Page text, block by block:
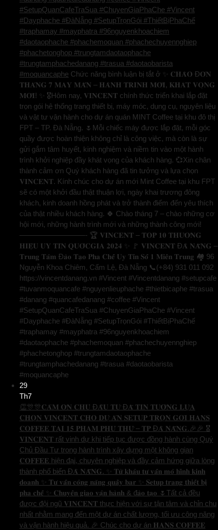
#SetupQuanCafeTraSua #ChuyenGiaPhaChe #Vincent
#Dayphache #ĐàNẵng #SetupTrọnGói #ThiếtBịPhaChế
#traphamay #mayphatra #96nguyenkhoachiem
#daotaophache #phachemoquan #phachechuyennghiep
#phachetonghop #trungtamdaotaophache
#trungtamphachedanang #trasua #daotaobarista
#moquancaphe Chức năng bình luận bị tắt ở ✨ 𝐂𝐇𝐀̀𝐎 Đ𝐎́𝐍
𝐓𝐇𝐀́𝐍𝐆 𝟕 𝐌𝐀𝐘 𝐌𝐀̆́𝐍 – 𝐇𝐀̀𝐍𝐇 𝐓𝐑𝐈̀𝐍𝐇 𝐌𝐎̛́𝐈, 𝐊𝐇𝐀́𝐓 𝐕𝐎̣𝐍𝐆
𝐌𝐎̛́𝐈! ✨ 🎖️Hôm nay, 𝐕𝐈𝐍𝐂𝐄𝐍𝐓 chính thức triển khai lắp đặt
trọn gói hệ thống trang thiết bị, máy móc, dụng cụ, nguyên liệu
và vật tư vận hành cho dự án quán MINT Coffee tại khu đô thị
FPT – TP. Đà Nẵng. 🌷Mỗi chiếc máy được lắp đặt, mỗi góc
quầy được hoàn thiện không chỉ là công việc, mà còn là sự
gửi gắm tâm huyết, kinh nghiệm và niềm tin vào một hành
trình khởi nghiệp đầy khát vọng của khách hàng. 💞Xin chân
thành cảm ơn Quý khách hàng đã tin tưởng và lựa chọn
𝐕𝐈𝐍𝐂𝐄𝐍𝐓. Kính chúc cho dự án mới Mint Coffee tại khu FPT
sẽ có một khởi đầu thật thuận lợi, ngày khai trương đông
khách, kinh doanh hồng phát và trở thành điểm đến yêu thích
của thật nhiều khách hàng. 🍀 Chào tháng 7 – chào những cơ
hội mới, những hành trình mới và những thành công mới!
—————————- 🏆 𝐕𝐈𝐍𝐂𝐄𝐍𝐓 – 𝐓𝐎𝐏 𝟏𝟎 𝐓𝐇𝐔̛𝐎̛𝐍𝐆
𝐇𝐈𝐄̣̂𝐔 𝐔𝐘 𝐓𝐈́𝐍 𝐐𝐔𝐎̂́𝐂𝐆𝐈𝐀 𝟐𝟎𝟐𝟒 ✨ 🚩 𝐕𝐈𝐍𝐂𝐄𝐍𝐓 Đ𝐀̀ 𝐍𝐀̆̃𝐍𝐆 –
𝐓𝐫𝐮𝐧𝐠 𝐓𝐚̂𝐦 Đ𝐚̀𝐨 𝐓𝐚̣𝐨 𝐏𝐡𝐚 𝐂𝐡𝐞̂́ 𝐔𝐲 𝐓𝐢́𝐧 𝐒𝐨̂́ 𝟏 𝐌𝐢𝐞̂̀𝐧 𝐓𝐫𝐮𝐧𝐠 🏘️ 96
Nguyễn Khoa Chiêm, Cẩm Lệ, Đà Nẵng 📞(+84) 931 011 092
https://vincentdanang.vn #Vincent #Vincentdanang #setupcafe
#tuvanmoquancafe #nguyenlieuphache #thietbicaphe #trasua
#danang #quancafedanang #coffee #Vincent
#SetupQuanCafeTraSua #ChuyenGiaPhaChe #Vincent
#Dayphache #ĐàNẵng #SetupTrọnGói #ThiếtBịPhaChế
#traphamay #mayphatra #96nguyenkhoachiem
#daotaophache #phachemoquan #phachechuyennghiep
#phachetonghop #trungtamdaotaophache
#trungtamphachedanang #trasua #daotaobarista
#moquancaphe
29
Th7
👏🎊🎊𝐂𝐀̉𝐌 𝐎̛𝐍 𝐂𝐇𝐔̉ Đ𝐀̂̀𝐔 𝐓𝐔̛ Đ𝐀̃ 𝐓𝐈𝐍 𝐓𝐔̛𝐎̛̉𝐍𝐆 𝐋𝐔̛̣𝐀
𝐂𝐇𝐎̣𝐍 𝐕𝐈𝐍𝐂𝐄𝐍𝐓 𝐂𝐇𝐎 𝐃𝐔̛̣ 𝐀́𝐍 𝐒𝐄𝐓𝐔𝐏 𝐓𝐑𝐎̣𝐍 𝐆𝐎́𝐈 𝐇𝐀𝐍𝐒
𝐂𝐎𝐅𝐅𝐄𝐄 𝐓𝐀̣𝐈 𝟏𝟓 𝐏𝐇𝐀̣𝐌 𝐏𝐇𝐔́ 𝐓𝐇𝐔̛́ – 𝐓𝐏 Đ𝐀̀ 𝐍𝐀̆̃𝐍𝐆.🎉🎉 🎖️
𝐕𝐈𝐍𝐂𝐄𝐍𝐓 rất vinh dự khi tiếp tục được đồng hành cùng Quý
Chủ Đầu Tư trong hành trình xây dựng một không gian
𝐂𝐎𝐅𝐅𝐄𝐄 hiện đại, chuyên nghiệp và đầy cảm hứng giữa lòng
thành phố biển Đ𝐀̀ 𝐍𝐀̆̃𝐍𝐆. ✨ 𝐓𝐮̛̀ 𝐤𝐡𝐚̂𝐮 𝐭𝐮̛ 𝐯𝐚̂́𝐧 𝐦𝐨̂ 𝐡𝐢̀𝐧𝐡 𝐤𝐢𝐧𝐡
𝐝𝐨𝐚𝐧𝐡 ✨ 𝐓𝐮̛ 𝐯𝐚̂́𝐧 𝐜𝐨̂𝐧𝐠 𝐧𝐚̆𝐧𝐠 𝐪𝐮𝐚̂̀𝐲 𝐛𝐚𝐫 ✨ 𝐒𝐞𝐭𝐮𝐩 𝐭𝐫𝐚𝐧𝐠 𝐭𝐡𝐢𝐞̂́𝐭 𝐛𝐢̣
𝐩𝐡𝐚 𝐜𝐡𝐞̂́ ✨ 𝐂𝐡𝐮𝐲𝐞̂̉𝐧 𝐠𝐢𝐚𝐨 𝐯𝐚̣̂𝐧 𝐡𝐚̀𝐧𝐡 & đ𝐚̀𝐨 𝐭𝐚̣𝐨 🌷Tất cả đều
được đội ngũ 𝐕𝐈𝐍𝐂𝐄𝐍𝐓 thực hiện với sự tận tâm và chỉn chu
nhất nhằm mang đến một dự án chất lượng, tối ưu công năng
và vận hành hiệu quả. 🎉 Chúc cho dự án 𝐇𝐀𝐍𝐒 𝐂𝐎𝐅𝐅𝐄𝐄